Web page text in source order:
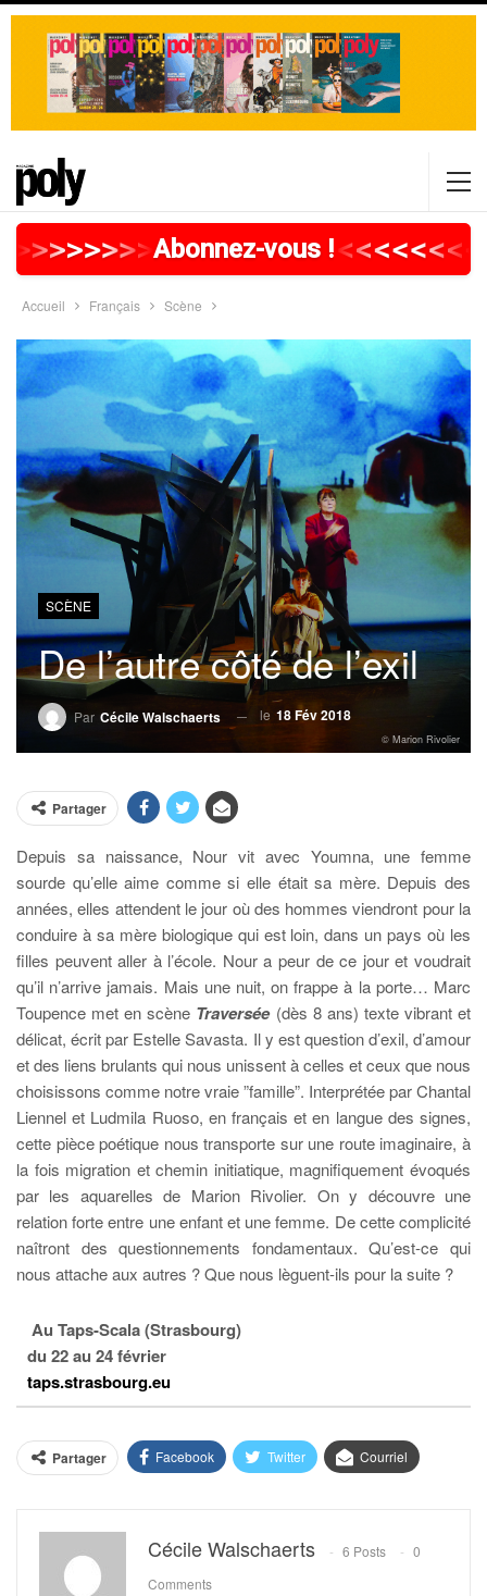
>>>>>>>>>>>>>>>>>
Abonnez-vous !<<<<<<<<
Accueil Français Scène
SCÈNE
De l’autre côté de l’exil
Par Cécile Walschaerts le 18 Fév 2018
© Marion Rivolier
Partager
Depuis sa naissance, Nour vit avec Youmna, une femme
sourde qu’elle aime comme si elle était sa mère. Depuis des
années, elles attendent le jour où des hommes viendront pour la
conduire à sa mère biologique qui est loin, dans un pays où les
filles peuvent aller à l’école. Nour a peur de ce jour et voudrait
qu’il n’arrive jamais. Mais une nuit, on frappe à la porte… Marc
Toupence met en scène Traversée(dès 8 ans) texte vibrant et
délicat, écrit par Estelle Savasta. Il y est question d’exil, d’amour
et des liens brulants qui nous unissent à celles et ceux que nous
choisissons comme notre vraie ”famille”. Interprétée par Chantal
Liennel et Ludmila Ruoso, en français et en langue des signes,
cette pièce poétique nous transporte sur une route imaginaire, à
la fois migration et chemin initiatique, magnifiquement évoqués
par les aquarelles de Marion Rivolier. On y découvre une
relation forte entre une enfant et une femme. De cette complicité
naîtront des questionnements fondamentaux. Qu’est-ce qui
nous attache aux autres ? Que nous lèguent-ils pour la suite ?
Au Taps-Scala (Strasbourg)
du 22 au 24 février
taps.strasbourg.eu
Partager Facebook Twitter Courriel
Cécile Walschaerts 6 Posts
0
Comments